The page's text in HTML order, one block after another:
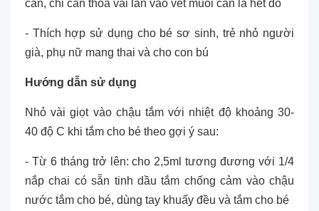
cắn, chỉ cần thoa vài lần vào vết muỗi cắn là hết đỏ
- Thích hợp sử dụng cho bé sơ sinh, trẻ nhỏ người
già, phụ nữ mang thai và cho con bú
Hướng dẫn sử dụng
Nhỏ vài giọt vào chậu tắm với nhiệt độ khoảng 30-
40 độ C khi tắm cho bé theo gợi ý sau:
- Từ 6 tháng trở lên: cho 2,5ml tương đương với 1/4
nắp chai có sẵn tinh dầu tắm chống cảm vào chậu
nước tắm cho bé, dùng tay khuấy đều và tắm cho bé